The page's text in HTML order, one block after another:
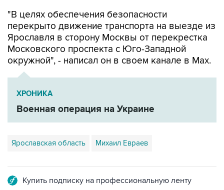
"В целях обеспечения безопасности
перекрыто движение транспорта на выезде из
Ярославля в сторону Москвы от перекрестка
Московского проспекта с Юго-Западной
окружной", - написал он в своем канале в Мах.
ХРОНИКА
Военная операция на Украине
Ярославская область Михаил Евраев
Купить подписку на профессиональную ленту